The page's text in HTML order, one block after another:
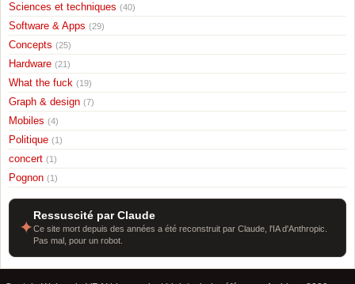
Sciences et techniques (40)
Software & Apps (29)
Concepts (25)
Hardware (21)
What the fuck (19)
Graph & design (7)
Mobiles (4)
Politique (1)
concert (1)
Pognon (1)
✦
Ressuscité par Claude
Ce site mort depuis des années a été reconstruit par Claude, l'IA d'Anthropic.
Pas mal, pour un robot.